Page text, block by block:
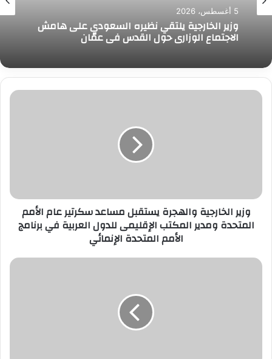
5 أغسطس، 2026
وزير الخارجية يلتقي نظيره السعودي على هامش
الاجتماع الوزاري حول القدس في عمّان
وزير
المتحدة
ومدير
المكتب
العربية
وزير الخارجية والهجرة يستقبل مساعد سكرتير عام الأمم
المتحدة ومدير المكتب الإقليمى للدول العربية في برنامج
الأمم المتحدة الإنمائي
رئيس